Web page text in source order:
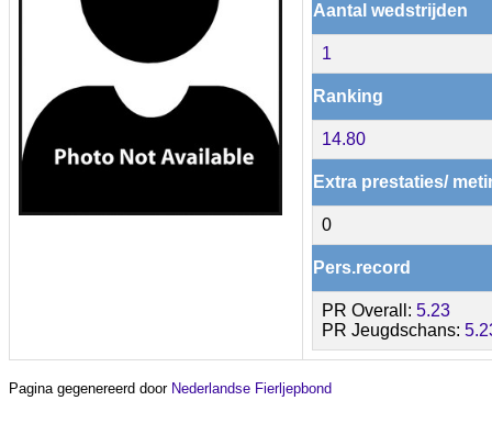
Aantal wedstrijden
1
Ranking
14.80
Extra prestaties/
0
Pers.record
PR Overall: 5.23
PR Jeugdschans:
Pagina gegenereerd door Nederlandse Fierljepbond